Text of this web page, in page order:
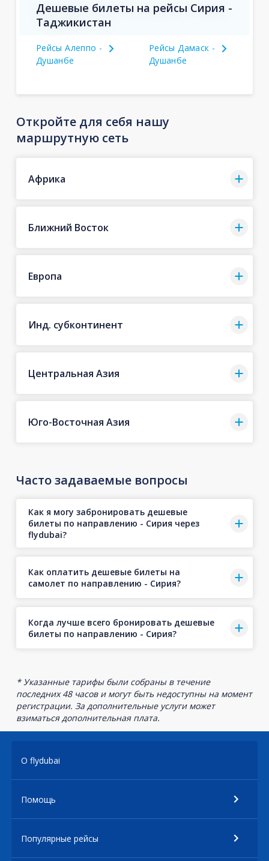
Дешевые билеты на рейсы Сирия -
Таджикистан
Рейсы Алеппо -
Душанбе
Рейсы Дамаск -
Душанбе
Откройте для себя нашу
маршрутную сеть
Африка
Ближний Восток
Европа
Инд. субконтинент
Центральная Азия
Юго-Восточная Азия
Часто задаваемые вопросы
Как я могу забронировать дешевые
билеты по направлению - Сирия через
flydubai?
Как оплатить дешевые билеты на
самолет по направлению - Сирия?
Когда лучше всего бронировать дешевые
билеты по направлению - Сирия?
* Указанные тарифы были собраны в течение
последних 48 часов и могут быть недоступны на момент
регистрации. За дополнительные услуги может
взиматься дополнительная плата.
О flydubai
Помощь
Популярные рейсы